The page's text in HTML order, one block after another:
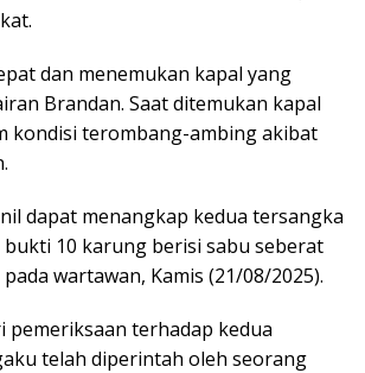
dan menemukan kapal yang
Brandan. Saat ditemukan kapal
kondisi terombang-ambing akibat
dapat menangkap kedua tersangka
10 karung berisi sabu seberat
pada wartawan, Kamis (21/08/2025).
pemeriksaan terhadap kedua
telah diperintah oleh seorang